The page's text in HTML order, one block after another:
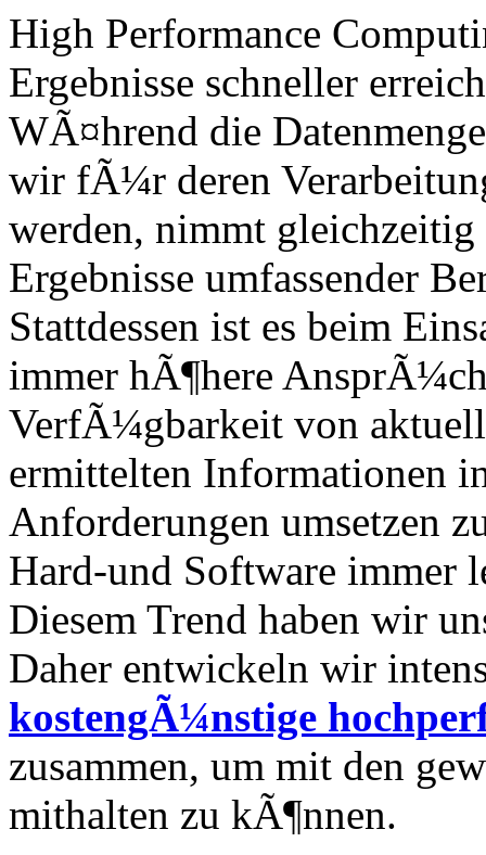
High Performance
Ergebnisse schneller
WÃ¤hrend die
wir fÃ¼r deren
werden, nimmt
Ergebnisse umfassender
Stattdessen ist es beim
immer hÃ¶here
VerfÃ¼gbarkeit von
ermittelten Informationen
Anforderungen umsetzen
Hard-und Software immer
Diesem Trend haben wir
Daher entwickeln wir
kostengÃ¼nstige
zusammen, um mit den
mithalten zu kÃ¶nnen.